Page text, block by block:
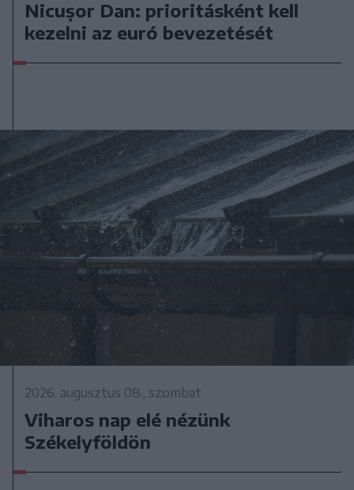
Nicușor Dan: prioritásként kell
kezelni az euró bevezetését
2026. augusztus 08., szombat
Viharos nap elé nézünk
Székelyföldön